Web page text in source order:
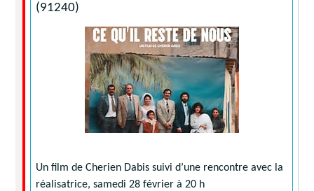
(91240)
Un film de Cherien Dabis suivi d’une rencontre avec la
réalisatrice, samedi 28 février à 20 h